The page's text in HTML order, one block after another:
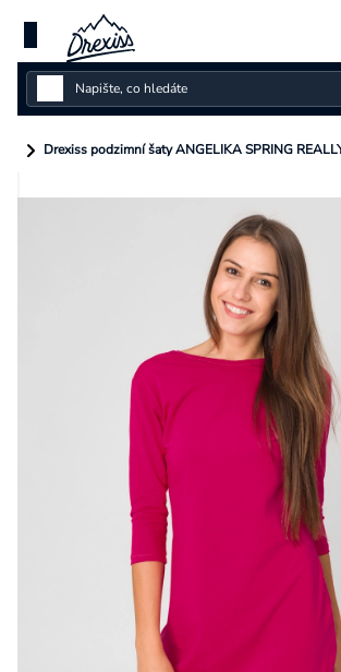
obsah
Dámské
Dětské
Drexiss podzimní šaty ANGELIKA SPRING